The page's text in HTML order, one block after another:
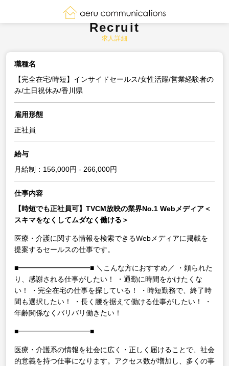
Recruit
求人詳細
職種名
【完全在宅/時短】インサイドセールス/女性活躍/営業経験者の
み/土日祝休み/香川県
雇用形態
正社員
給与
月給制：156,000円 - 266,000円
仕事内容
【時短でも正社員可】TVCM放映の業界No.1 Webメディア＜
スキマをなくしてムダなく働ける＞
医療・介護に関する情報を検索できるWebメディアに掲載を
提案するセールスの仕事です。
■━━━━━━━━━━■ ＼こんな方におすすめ／
・頼られた
り、感謝される仕事がしたい！
・通勤に時間をかけたくな
い！
・完全在宅の仕事を探している！
・時短勤務で、終了時
間も選択したい！
・長く腰を据えて働ける仕事がしたい！
・
年齢関係なくバリバリ働きたい！
■━━━━━━━━━━■
医療・介護系の情報を社会に広く・正しく届けることで、社会
的意義を持つ仕事になります。アクセス数が増加し、多くの事